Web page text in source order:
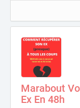
Marabout
Ex En 48h